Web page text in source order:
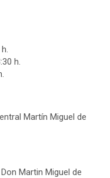
h.
Martín Miguel de
Martin Miguel de